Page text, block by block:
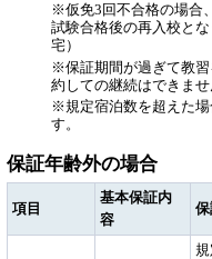
※仮免3回不合格の場合
試験合格後の再入校と
宅）
※保証期間が過ぎて教
約しての継続はできませ
※規定宿泊数を超えた場
す。
保証年齢外の場合
項目
基本保証内
容